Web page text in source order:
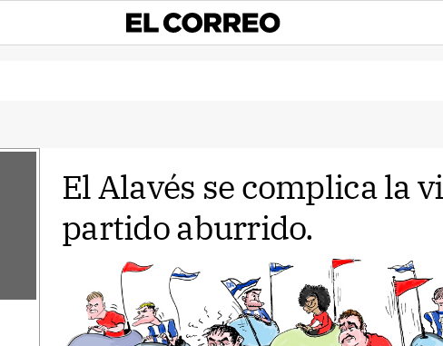
El Alavés se complica la
partido aburrido.